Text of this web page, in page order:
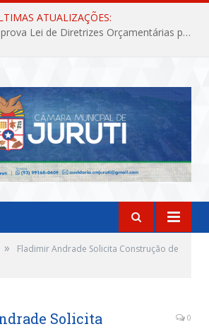
ATUALIZAÇÕES:
Câmara Municipal aprova Lei de Diretrizes Orçamentárias para o exercício financeiro de 2027
»
Fladimir Andrade Solicita Construção de
Solicita
0